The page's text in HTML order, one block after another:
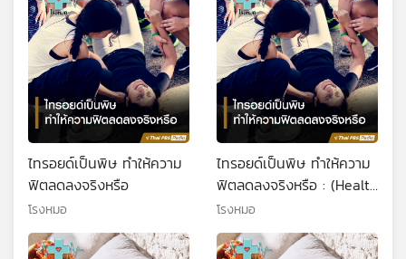
ไทรอยด์เป็นพิษ ทำให้ความ
ฟิตลดลงจริงหรือ
โรงหมอ
ไทรอยด์เป็นพิษ ทำให้ความ
ฟิตลดลงจริงหรือ : (Health
Talk Health Tips)
โรงหมอ